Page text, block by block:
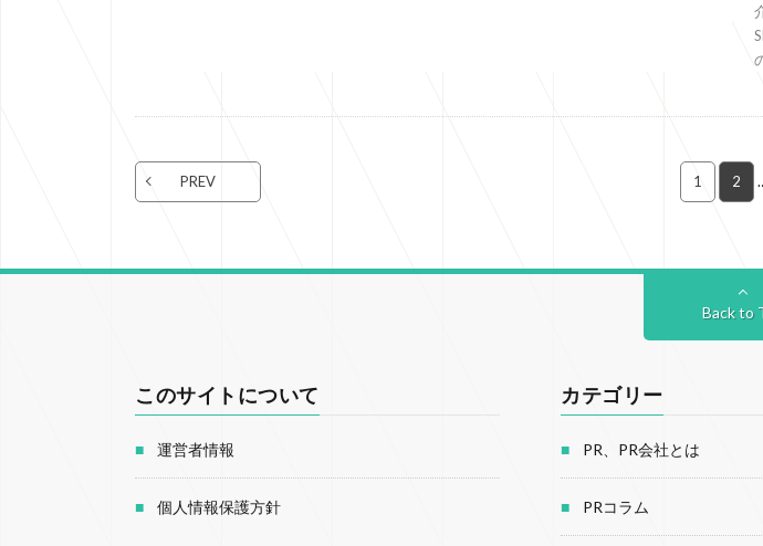
PREV 1 2
Back to
このサイトについて
運営者情報
個人情報保護方針
カテゴリー
PR、PR会社とは
PRコラム